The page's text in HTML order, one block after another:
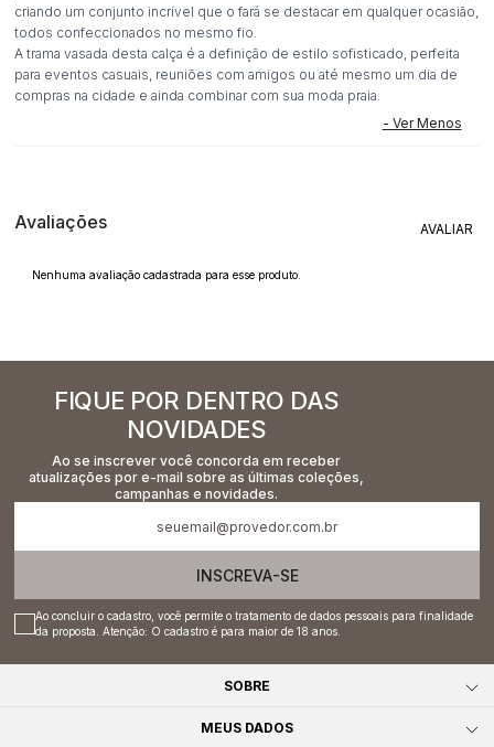
criando um conjunto incrível que o fará se destacar em qualquer ocasião,
todos confeccionados no mesmo fio.
A trama vasada desta calça é a definição de estilo sofisticado, perfeita
para eventos casuais, reuniões com amigos ou até mesmo um dia de
compras na cidade e ainda combinar com sua moda praia.
Avaliações
Nenhuma avaliação cadastrada para esse produto.
FIQUE POR DENTRO DAS
NOVIDADES
Ao se inscrever você concorda em receber
atualizações por e-mail sobre as últimas coleções,
campanhas e novidades.
INSCREVA-SE
Ao concluir o cadastro, você permite o tratamento de dados pessoais para finalidade
da proposta. Atenção: O cadastro é para maior de 18 anos.
SOBRE
MEUS DADOS